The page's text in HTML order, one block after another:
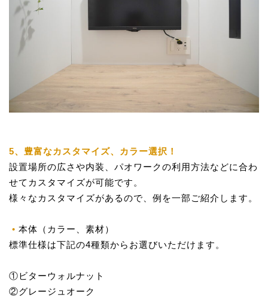
5、豊富なカスタマイズ、カラー選択！
設置場所の広さや内装、パオワークの利用方法などに合わ
せてカスタマイズが可能です。
様々なカスタマイズがあるので、例を一部ご紹介します。
本体（カラー、素材）
標準仕様は下記の4種類からお選びいただけます。
①ビターウォルナット
②グレージュオーク